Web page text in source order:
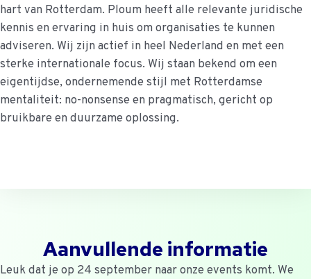
hart van Rotterdam. Ploum heeft alle relevante juridische
kennis en ervaring in huis om organisaties te kunnen
adviseren. Wij zijn actief in heel Nederland en met een
sterke internationale focus. Wij staan bekend om een
eigentijdse, ondernemende stijl met Rotterdamse
mentaliteit: no-nonsense en pragmatisch, gericht op
bruikbare en duurzame oplossing.
Aanvullende informatie
Leuk dat je op 24 september naar onze events komt. We